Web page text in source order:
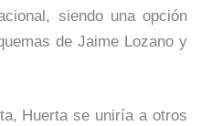
siendo una opción
de Jaime Lozano y
Huerta se uniría a otros